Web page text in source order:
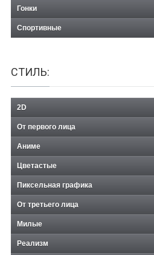
Гонки
Спортивные
СТИЛЬ:
2D
От первого лица
Аниме
Цветастые
Пиксельная графика
От третьего лица
Милые
Реализм